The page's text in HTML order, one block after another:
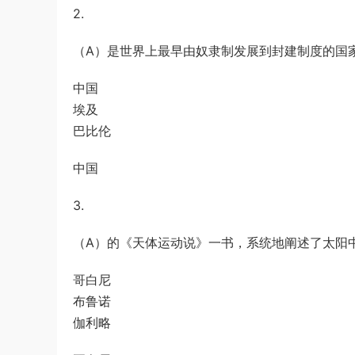
2.
（A）是世界上最早由奴隶制发展到封建制度的国
中国
埃及
巴比伦
中国
3.
（A）的《天体运动说》一书，系统地阐述了太阳
哥白尼
布鲁诺
伽利略
u*******